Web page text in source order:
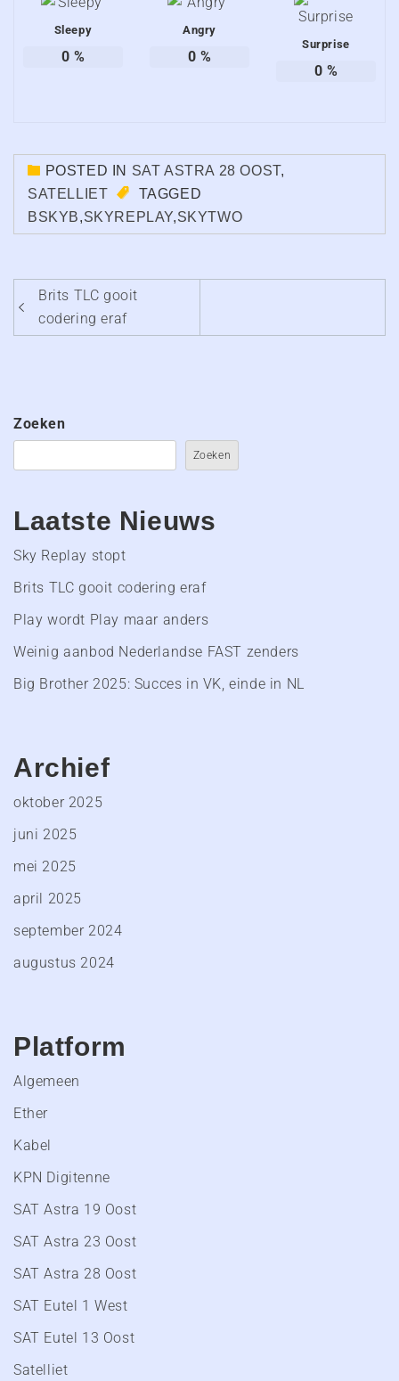
Sleepy
0 %
Angry
0 %
Surprise
0 %
POSTED IN SAT ASTRA 28 OOST,
SATELLIET
TAGGED
BSKYB,SKYREPLAY,SKYTWO
Bericht
navigatie
Brits TLC gooit
codering eraf
Zoeken
Zoeken
Laatste Nieuws
Sky Replay stopt
Brits TLC gooit codering eraf
Play wordt Play maar anders
Weinig aanbod Nederlandse FAST zenders
Big Brother 2025: Succes in VK, einde in NL
Archief
oktober 2025
juni 2025
mei 2025
april 2025
september 2024
augustus 2024
Platform
Algemeen
Ether
Kabel
KPN Digitenne
SAT Astra 19 Oost
SAT Astra 23 Oost
SAT Astra 28 Oost
SAT Eutel 1 West
SAT Eutel 13 Oost
Satelliet